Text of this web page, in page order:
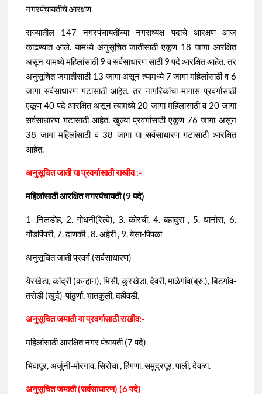
नगरपंचायतीचे आरक्षण
राज्यातील 147 नगरपंचायतींच्या नगराध्यक्ष पदांचे आरक्षण आज
काढण्यात आले. यामध्ये अनुसूचित जातीसाठी एकूण 18 जागा आरक्षित
असून यामध्ये महिलांसाठी 9 व सर्वसाधारण साठी 9 पदे आरक्षित आहेत. तर
अनुसूचित जमातीसाठी 13 जागा असून त्यामध्ये 7 जागा महिलांसाठी व 6
जागा सर्वसाधारण गटासाठी आहेत. तर नागरिकांचा मागास प्रवर्गासाठी
एकूण 40 पदे आरक्षित असून त्यामध्ये 20 जागा महिलांसाठी व 20 जागा
सर्वसाधारण गटासाठी आहेत. खुल्या प्रवर्गासाठी एकूण 76 जागा असून
38 जागा महिलांसाठी व 38 जागा या सर्वसाधारण गटासाठी आरक्षित
आहेत.
अनुसूचित जाती या प्रवर्गासाठी राखीव :-
महिलांसाठी आरक्षित नगरपंचायती (9 पदे)
1 .निलडोह, 2. गोधनी(रेल्वे), 3. कोरची, 4. बहादुरा , 5. धानोरा, 6.
गौंडपिंपरी, 7. ढाणकी , 8. अहेरी , 9. बेसा-पिपळा
अनुसूचित जाती प्रवर्ग (सर्वसाधारण)
येरखेडा, कांद्री (कन्हान), भिसी, कुरखेडा, देवरी, माळेगांव(ब्रु.), बिडगांव-
तरोडी (खुर्द)-पांढुर्णा, भातकुली, दहीवडी.
अनुसूचित जमाती या प्रवर्गासाठी राखीव:-
महिलांसाठी आरक्षित नगर पंचायती (7 पदे)
भिवापूर, अर्जुनी-मोरगांव, सिरोंचा , हिंगणा, समुद्रपूर, पाली, देवळा.
अनुसूचित जमाती (सर्वसाधारण) (6 पदे)